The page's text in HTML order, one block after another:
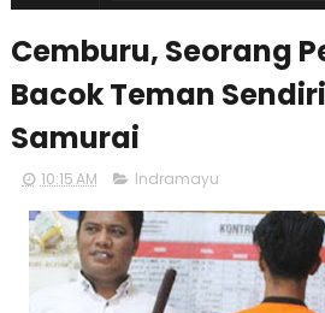
Cemburu, Seorang
Bacok Teman
Samurai
10:15 AM Indramayu